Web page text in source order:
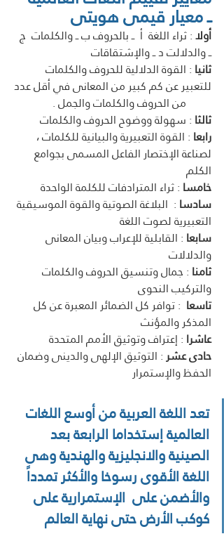
ــ معيار قيمى هويتى
أولا : ثراء اللغة  أ  ــ بالحروف ب ــ والكلمات  ج
ــ والدلالت د ــ والإشتقاقات
ثانيا : القوة الدلالية للحروف والكلمات
للتعبير عن كم كبير من المعانى في أقل عدد
ثالثا : سهولة ووضوح الحروف والكلمات
رابعا : القوة التعبيرية والبيانية للكلمات ،
لصناعة الإختصار الفاعل المسمى بجوامع
الكلم
خامسا : ثراء المترادفات للكلمة الواحدة
سادسا :  البلاغة الصوتية والقوة الموسيقية
التعبيرية لصوت اللغة
سابعا : القابلية للإعراب وبيان المعانى
والدلالات
ثامنا : جمال وتنسيق الحروف والكلمات
والتركيب النحوى
تاسعا : توافر كل الضمائر المعبرة عن كل
المذكر والمؤنث
عاشرا : إعتراف وتوثيق الأمم المتحدة
حادى عشر : التوثيق الإلهى والدينى وضمان
الحفظ والإستمرار
تعد اللغة العربية من أوسع اللغات
العالمية إستخداما الرابعة بعد
الصينية والانجليزية والهندية وهى
اللغة الأقوى رسوخا والأكثر تمدداً
والأضمن على  الإستمرارية على
كوكب الأرض حتى نهاية العالم